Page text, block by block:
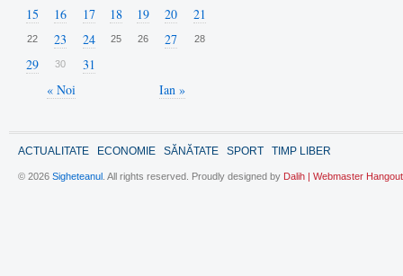
« Noi Ian »
15 16 17 18 19 20 21
22 23 24 25 26 27 28
29 30 31
ACTUALITATE ECONOMIE SĂNĂTATE SPORT TIMP LIBER
© 2026 Sigheteanul . All rights reserved. Proudly designed by Dalih | Webmaster